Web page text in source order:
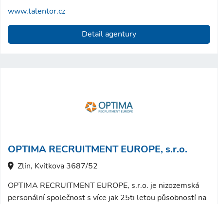
www.talentor.cz
Detail agentury
OPTIMA RECRUITMENT EUROPE, s.r.o.
Zlín, Kvítkova 3687/52
OPTIMA RECRUITMENT EUROPE, s.r.o. je nizozemská
personální společnost s více jak 25ti letou působností na